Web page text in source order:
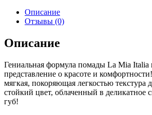
Описание
Отзывы (0)
Описание
Гениальная формула помады La Mia
представление о красоте и
мягкая, покоряющая легкостью текстура
стойкий цвет, облаченный в деликатное
губ!